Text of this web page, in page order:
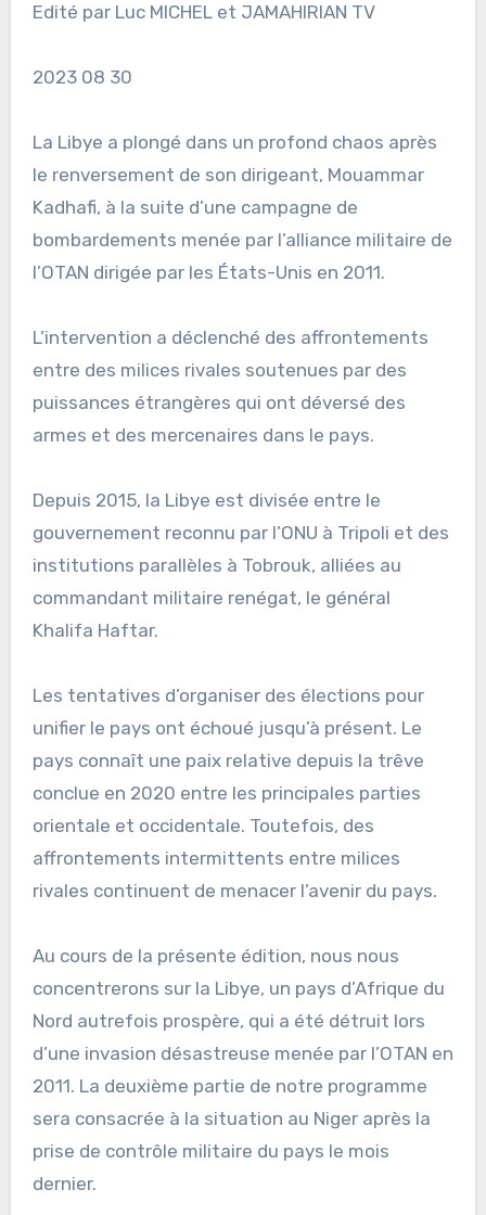
Edité par Luc MICHEL et JAMAHIRIAN TV
2023 08 30
La Libye a plongé dans un profond chaos après
le renversement de son dirigeant, Mouammar
Kadhafi, à la suite d’une campagne de
bombardements menée par l’alliance militaire de
l’OTAN dirigée par les États-Unis en 2011.
L’intervention a déclenché des affrontements
entre des milices rivales soutenues par des
puissances étrangères qui ont déversé des
armes et des mercenaires dans le pays.
Depuis 2015, la Libye est divisée entre le
gouvernement reconnu par l’ONU à Tripoli et des
institutions parallèles à Tobrouk, alliées au
commandant militaire renégat, le général
Khalifa Haftar.
Les tentatives d’organiser des élections pour
unifier le pays ont échoué jusqu’à présent. Le
pays connaît une paix relative depuis la trêve
conclue en 2020 entre les principales parties
orientale et occidentale. Toutefois, des
affrontements intermittents entre milices
rivales continuent de menacer l’avenir du pays.
Au cours de la présente édition, nous nous
concentrerons sur la Libye, un pays d’Afrique du
Nord autrefois prospère, qui a été détruit lors
d’une invasion désastreuse menée par l’OTAN en
2011. La deuxième partie de notre programme
sera consacrée à la situation au Niger après la
prise de contrôle militaire du pays le mois
dernier.